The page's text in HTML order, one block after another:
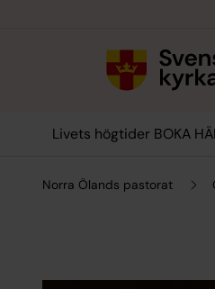
Livets högtider BOKA
Norra Ölands pastorat